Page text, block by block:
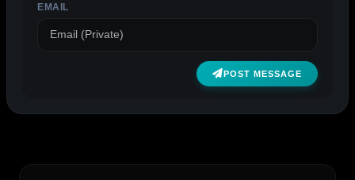
EMAIL
POST MESSAGE